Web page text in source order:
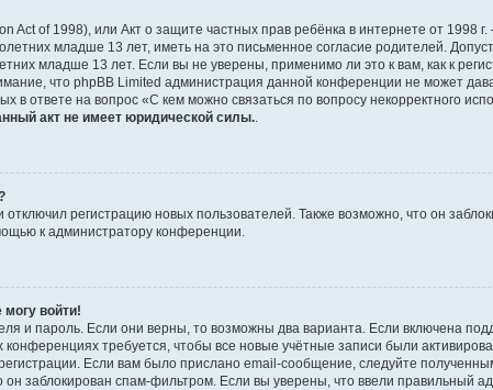
Act of 1998), или Акт о защите частных прав ребёнка в интернете от
младше 13 лет, иметь на это письменное согласие родителей.
младше 13 лет. Если вы не уверены, применимо ли это к вам, как к
что phpBB Limited администрация данной конференции не может
в ответе на вопрос «С кем можно связаться по вопросу некорректного
акт не имеет юридической силы..
регистрацию новых пользователей. Также возможно, что он
к администратору конференции.
могу войти!
и пароль. Если они верны, то возможны два варианта. Если включена
требуется, чтобы все новые учётные записи были
Если вам было прислано email-сообщение, следуйте
заблокирован спам-фильтром. Если вы уверены, что ввели правильный